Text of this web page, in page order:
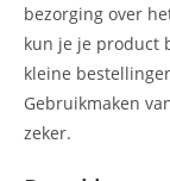
bezorging over
kun je je product
kleine
Gebruikmaken
zeker.